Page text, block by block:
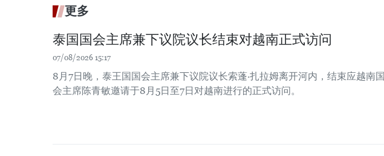
更多
泰国国会主席兼下议院议长结束对越南正式访问
07/08/2026 15:17
8月7日晚，泰王国国会主席兼下议院议长索蓬·扎拉姆离开河内，结束应越南国
会主席陈青敏邀请于8月5日至7日对越南进行的正式访问。